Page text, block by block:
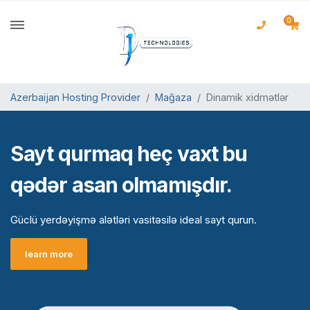
0
Azerbaijan Hosting Provider Mağaza Dinamik xidmətlər
Sayt qurmaq heç vaxt bu
qədər asan olmamışdır.
Güclü yerdəyişmə alətləri vasitəsilə ideal sayt qurun.
learn more